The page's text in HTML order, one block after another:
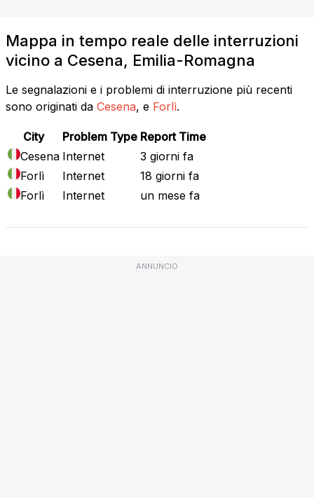
Mappa in tempo reale delle interruzioni
vicino a Cesena, Emilia-Romagna
Le segnalazioni e i problemi di interruzione più recenti
sono originati da Cesena, e Forlì.
City Problem Type Report Time
Cesena Internet
3 giorni fa
Forlì
Internet
18 giorni fa
Forlì
Internet un mese fa
ANNUNCIO